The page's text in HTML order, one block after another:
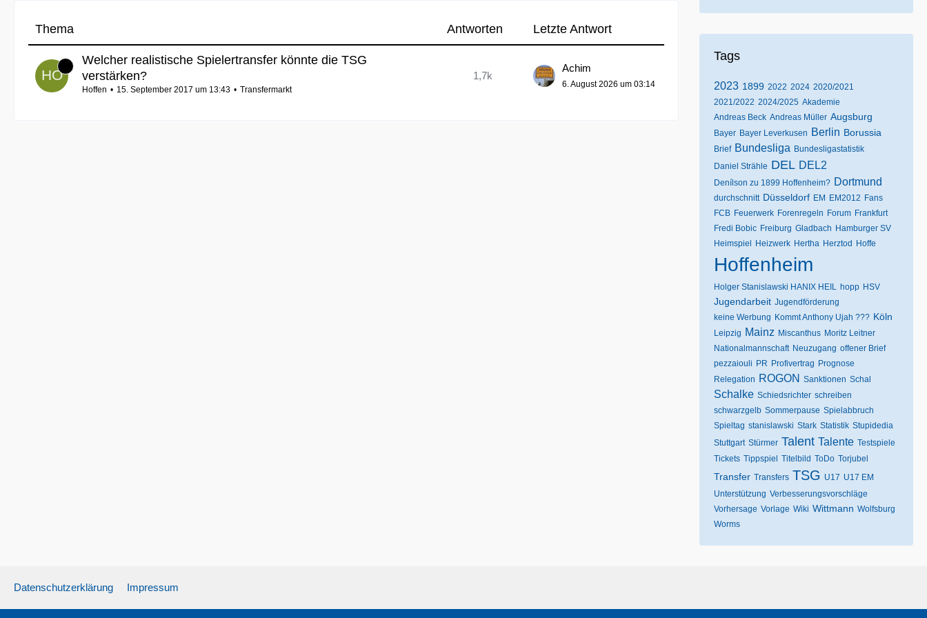
Thema Antworten Letzte Antwort
Welcher realistische Spielertransfer könnte die TSG
verstärken?
Hoffen 15. September 2017 um 13:43 Transfermarkt
1,7k
Achim
6. August 2026 um 03:14
Tags
2023 1899 2022 2024 2020/2021
2021/2022 2024/2025 Akademie
Andreas Beck Andreas Müller Augsburg
Bayer Bayer Leverkusen Berlin Borussia
Brief Bundesliga Bundesligastatistik
Daniel Strähle DEL DEL2
Denílson zu 1899 Hoffenheim? Dortmund
durchschnitt Düsseldorf EM EM2012 Fans
FCB Feuerwerk Forenregeln Forum Frankfurt
Fredi Bobic Freiburg Gladbach Hamburger SV
Heimspiel
Heizwerk Hertha Herztod Hoffe
Hoffenheim
Holger Stanislawski HANIX HEIL hopp HSV
Jugendarbeit Jugendförderung
keine Werbung Kommt Anthony Ujah ??? Köln
Leipzig Mainz Miscanthus Moritz Leitner
Nationalmannschaft Neuzugang offener Brief
pezzaiouli PR Profivertrag Prognose
Relegation ROGON Sanktionen Schal
Schalke Schiedsrichter schreiben
schwarzgelb Sommerpause Spielabbruch
Spieltag stanislawski Stark Statistik Stupidedia
Stuttgart Stürmer Talent Talente Testspiele
Tickets Tippspiel Titelbild ToDo Torjubel
Transfer Transfers TSG U17 U17 EM
Unterstützung Verbesserungsvorschläge
Vorhersage Vorlage Wiki Wittmann Wolfsburg
Worms
Datenschutzerklärung Impressum